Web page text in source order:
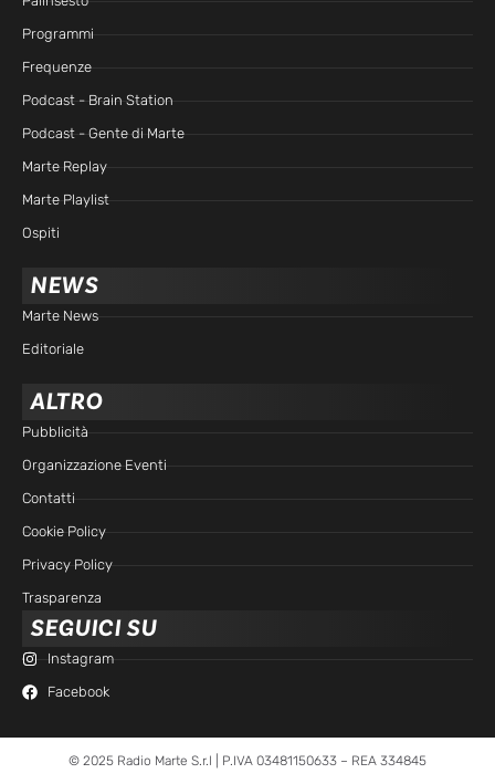
Programmi
Frequenze
Podcast - Brain Station
Podcast - Gente di Marte
Marte Replay
Marte Playlist
Ospiti
NEWS
Marte News
Editoriale
ALTRO
Pubblicità
Organizzazione Eventi
Contatti
Cookie Policy
Privacy Policy
Trasparenza
SEGUICI SU
Instagram
Facebook
© 2025 Radio Marte S.r.l | P.IVA 03481150633 – REA 334845